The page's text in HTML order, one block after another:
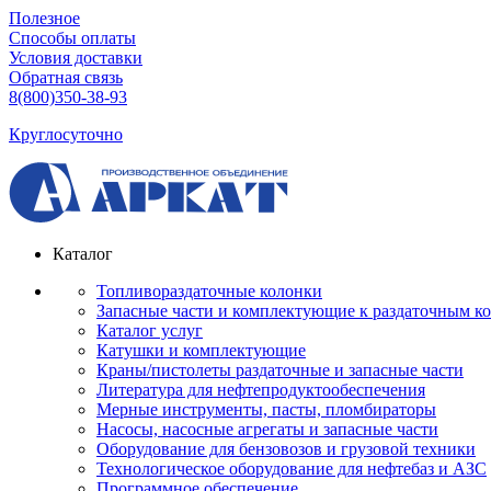
Полезное
Способы оплаты
Условия доставки
Обратная связь
8(800)350-38-93
Круглосуточно
Каталог
Топливораздаточные колонки
Запасные части и комплектующие к раздаточным
Каталог услуг
Катушки и комплектующие
Краны/пистолеты раздаточные и запасные части
Литература для нефтепродуктообеспечения
Мерные инструменты, пасты, пломбираторы
Насосы, насосные агрегаты и запасные части
Оборудование для бензовозов и грузовой техники
Технологическое оборудование для нефтебаз и АЗС